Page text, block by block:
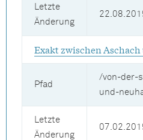
Letzte
Änderung
Exakt zwischen Aschach
Pfad
/von-der-
und-
Letzte
Änderung